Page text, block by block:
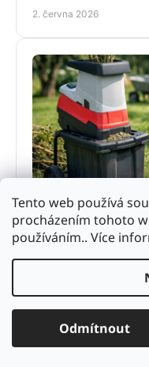
Tento web používá
procházením tohoto
používáním.. Více
Odmítnout
2. června 2026
Drtič větví na
Drtič větví na
kompostu. Poradíme,
pro běžné i náročné